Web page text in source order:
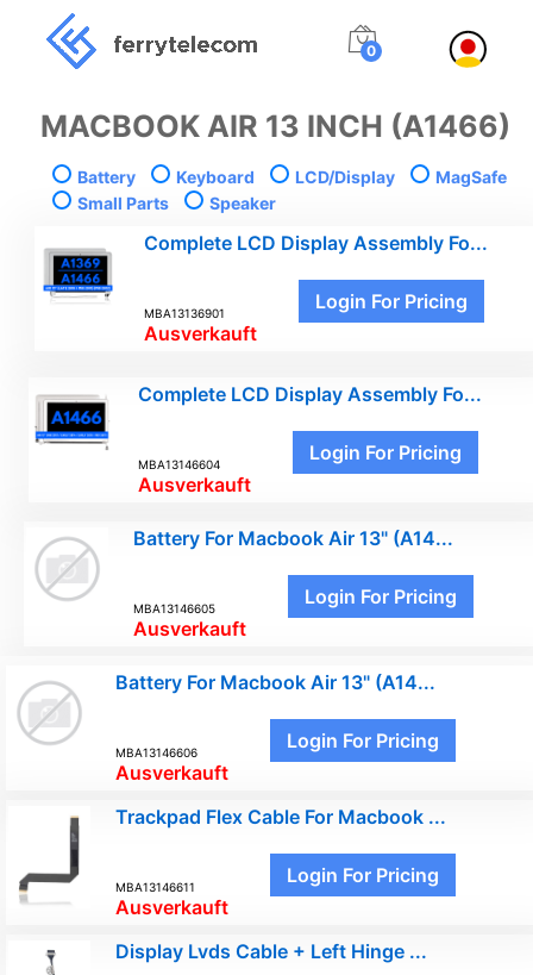
0
MACBOOK AIR 13 INCH (A1466)
Battery Keyboard LCD/Display
MagSafe
Small Parts
Speaker
Complete LCD Display Assembly Fo...
MBA13136901
Ausverkauft
Login For Pricing
Complete LCD Display Assembly Fo...
MBA13146604
Ausverkauft
Login For Pricing
Battery For Macbook Air 13" (A14...
MBA13146605
Ausverkauft
Login For Pricing
Battery For Macbook Air 13" (A14...
MBA13146606
Ausverkauft
Login For Pricing
Trackpad Flex Cable For Macbook ...
MBA13146611
Ausverkauft
Login For Pricing
Display Lvds Cable + Left Hinge ...